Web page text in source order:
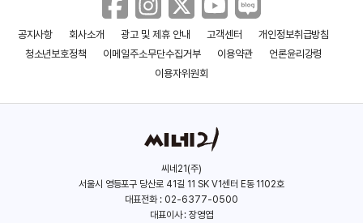
(1917)
공지사항 회사소개 광고 및 제휴 안내 고객센터
개인정보취급방침
청소년보호정책
이메일주소무단수집거부 이용약관
언론윤리강령
이용자위원회
씨네21(주)
서울시 영등포구 당산로 41길 11 SK V1센터 E동 1102호
대표전화 : 02-6377-0500
대표이사 : 장영엽